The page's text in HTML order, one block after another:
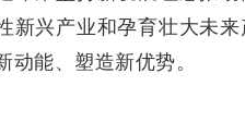
新兴产业和孕育壮大未
动能、塑造新优势。